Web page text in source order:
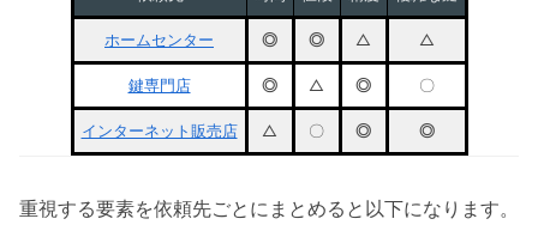
ホームセンター ◎ ◎ △ △
鍵専門店 ◎ △ ◎ 〇
インターネット販売店 △ 〇 ◎ ◎
重視する要素を依頼先ごとにまとめると以下になります。